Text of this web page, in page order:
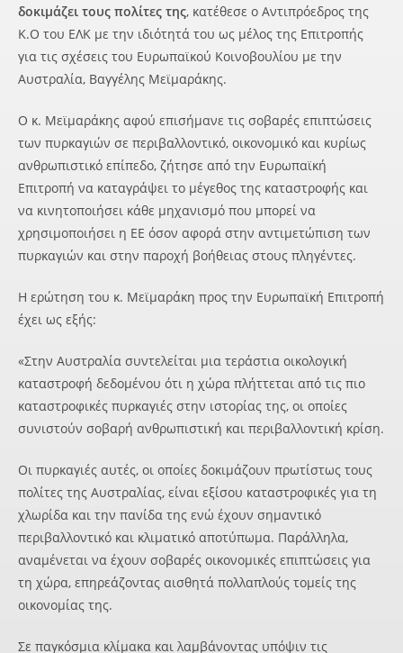
δοκιμάζει τους πολίτες της, κατέθεσε ο Αντιπρόεδρος της
Κ.Ο του ΕΛΚ με την ιδιότητά του ως μέλος της Επιτροπής
για τις σχέσεις του Ευρωπαϊκού Κοινοβουλίου με την
Αυστραλία, Βαγγέλης Μεϊμαράκης.
Ο κ. Μεϊμαράκης αφού επισήμανε τις σοβαρές επιπτώσεις
των πυρκαγιών σε περιβαλλοντικό, οικονομικό και κυρίως
ανθρωπιστικό επίπεδο, ζήτησε από την Ευρωπαϊκή
Επιτροπή να καταγράψει το μέγεθος της καταστροφής και
να κινητοποιήσει κάθε μηχανισμό που μπορεί να
χρησιμοποιήσει η ΕΕ όσον αφορά στην αντιμετώπιση των
πυρκαγιών και στην παροχή βοήθειας στους πληγέντες.
Η ερώτηση του κ. Μεϊμαράκη προς την Ευρωπαϊκή Επιτροπή
έχει ως εξής:
«Στην Αυστραλία συντελείται μια τεράστια οικολογική
καταστροφή δεδομένου ότι η χώρα πλήττεται από τις πιο
καταστροφικές πυρκαγιές στην ιστορίας της, οι οποίες
συνιστούν σοβαρή ανθρωπιστική και περιβαλλοντική κρίση.
Οι πυρκαγιές αυτές, οι οποίες δοκιμάζουν πρωτίστως τους
πολίτες της Αυστραλίας, είναι εξίσου καταστροφικές για τη
χλωρίδα και την πανίδα της ενώ έχουν σημαντικό
περιβαλλοντικό και κλιματικό αποτύπωμα. Παράλληλα,
αναμένεται να έχουν σοβαρές οικονομικές επιπτώσεις για
τη χώρα, επηρεάζοντας αισθητά πολλαπλούς τομείς της
οικονομίας της.
Σε παγκόσμια κλίμακα και λαμβάνοντας υπόψιν τις